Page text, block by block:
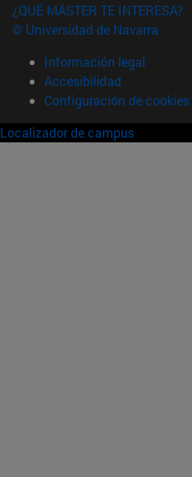
¿QUÉ MÁSTER TE INTERESA?
© Universidad de Navarra
Información legal
Accesibilidad
Configuración de cookies
Localizador de campus